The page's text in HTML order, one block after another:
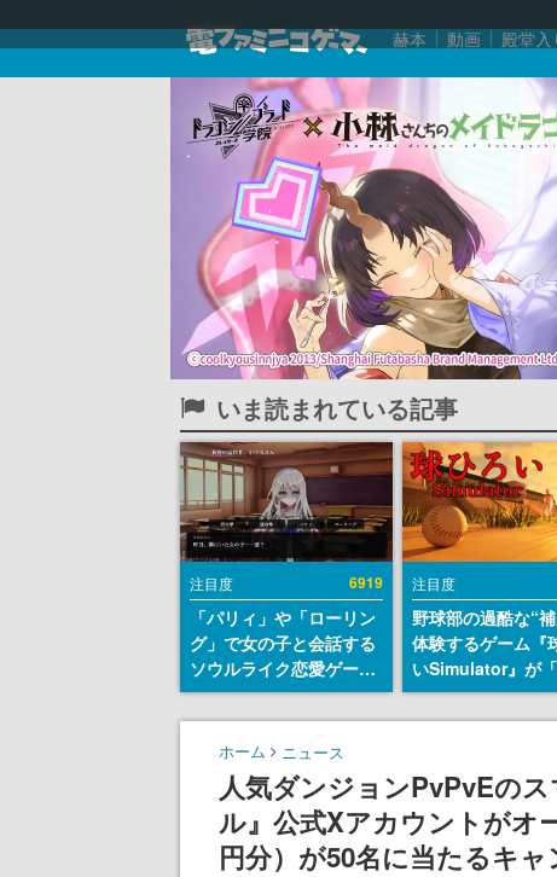
赫本 動画 殿堂
いま読まれている記事
注目度 6919
「パリィ」や「ローリン
グ」で女の子と会話する
ソウルライク恋愛ゲーム
『小早川さんはソウルラ
イク』無料公開。返事に
失敗すると「YOU
DIED」
注目度
野球部の過酷な“
体験するゲーム『
いSimulator』が
のウィッシュリス
とにチェコ語に対
ェコのプロ野球選
称賛の声
ホーム ニュース
人気ダンジョンPvPvEの
ル』公式Xアカウントがオ
円分）が50名に当たるキ